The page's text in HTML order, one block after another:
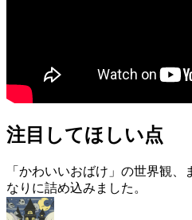
注目してほしい点
「かわいいおばけ」の世界観
なりに詰め込みました。